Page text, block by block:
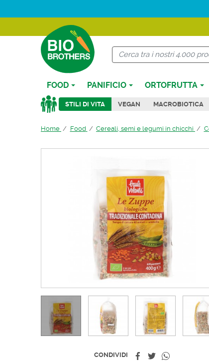
FOOD PANIFICIO ORTOFRUTTA
STILI DI VITA VEGAN MACROBIOTICA
Home Food Cereali, semi e legumi in chicchi
CONDIVIDI Condividi
TwittaWhatsapp